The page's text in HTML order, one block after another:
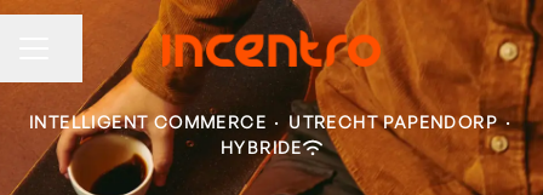
CARRIÈREMENU
Pagina delen
INTELLIGENT COMMERCE · UTRECHT PAPENDORP ·
HYBRIDE